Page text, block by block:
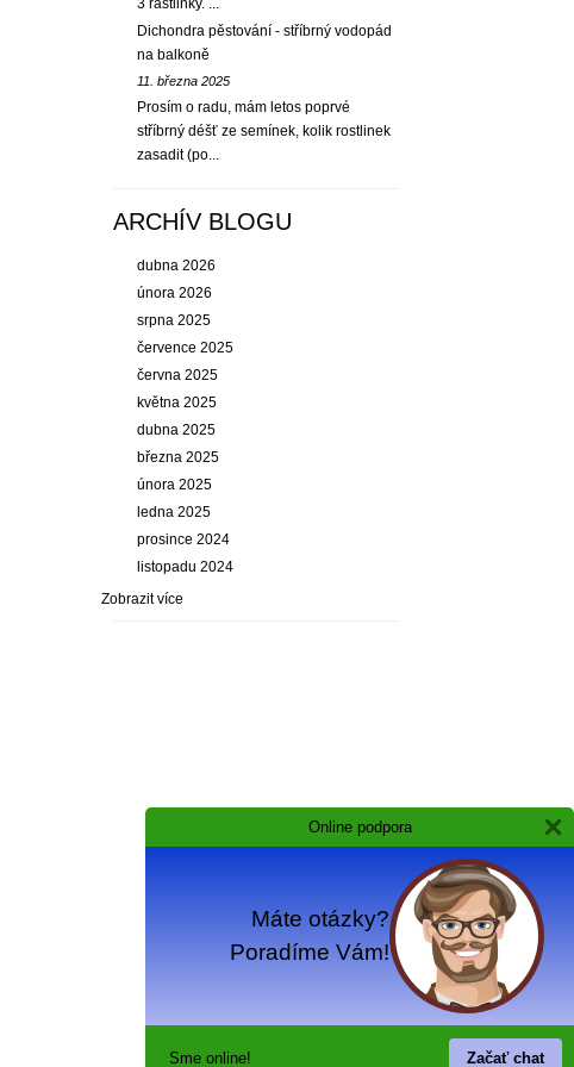
Online podpora
Máte otázky?
Poradíme Vám!
Začať chat
Sme online!
3 rastlinky. ...
Dichondra pěstování - stříbrný vodopád
na balkoně
11. března 2025
Prosím o radu, mám letos poprvé
stříbrný déšť ze semínek, kolik rostlinek
zasadit (po...
ARCHÍV BLOGU
dubna 2026
února 2026
srpna 2025
července 2025
června 2025
května 2025
dubna 2025
března 2025
února 2025
ledna 2025
prosince 2024
listopadu 2024
Zobrazit více